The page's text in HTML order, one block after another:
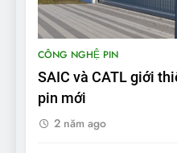
9
BYD
chất
ĐÁNH
10
CÔNG NGHỆ PIN
SAIC và CATL giới
pin mới
2 năm ago